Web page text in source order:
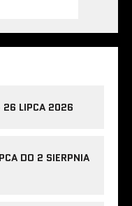
26 LIPCA 2026
DO 2 SIERPNIA